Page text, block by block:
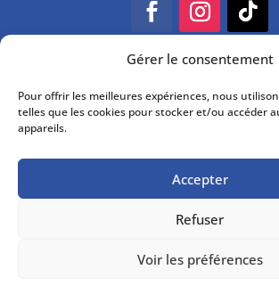
Gérer le consentement
Pour offrir les meilleures expériences, nous
telles que les cookies pour stocker et/ou accéder
appareils.
Accepter
Refuser
Voir les préférences
BILLETTERIE
ESPACE PARTENAIRES
CONTACT
© 2025 La Ptite Féria du 07
#COM1CONCEPT